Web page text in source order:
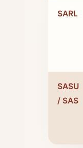
SARL
SASU
/ SAS